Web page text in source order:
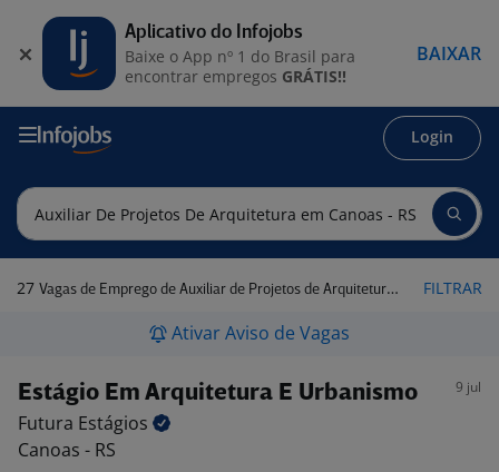
Login
27 Vagas de Emprego de Auxiliar de Projetos de Arquitetura em Canoas - RS FILTRAR
Ativar Aviso de Vagas
Estágio Em Arquitetura E Urbanismo 9 jul
Futura Estágios
Canoas - RS
Aplicativo do Infojobs
Baixe o App nº 1 do Brasil para
encontrar empregos GRÁTIS!!
BAIXAR